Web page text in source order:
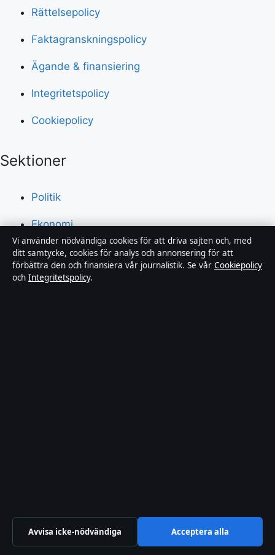
Rättelsepolicy
Faktagranskningspolicy
Ägande & finansiering
Integritetspolicy
Cookiepolicy
Sektioner
Politik
Ekonomi
Teknik
Världen
Vi använder nödvändiga cookies för att driva sajten och, med
ditt samtycke, cookies för analys och annonsering för att
förbättra den och finansiera vår journalistik. Se vår Cookiepolicy
och Integritetspolicy.
Avvisa icke-nödvändiga Acceptera alla